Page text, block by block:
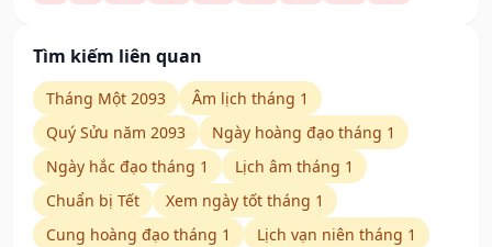
Tìm kiếm liên quan
Tháng Một 2093
Âm lịch tháng 1
Quý Sửu năm 2093
Ngày hoàng đạo tháng 1
Ngày hắc đạo tháng 1
Lịch âm tháng 1
Chuẩn bị Tết
Xem ngày tốt tháng 1
Cung hoàng đạo tháng 1
Lịch vạn niên tháng 1